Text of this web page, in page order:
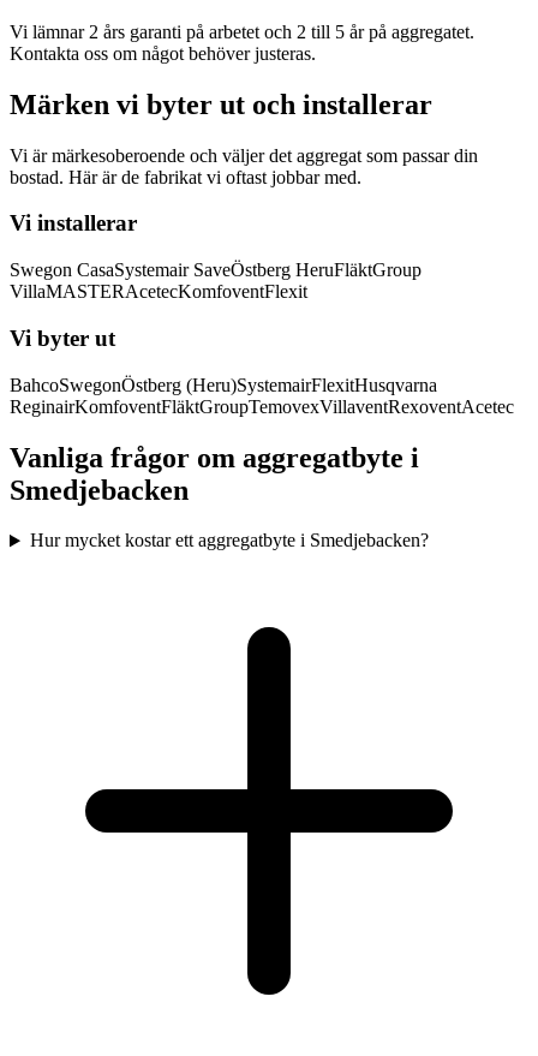
Vi lämnar 2 års garanti på arbetet och 2 till 5 år på aggregatet.
Kontakta oss om något behöver justeras.
Märken vi byter ut och installerar
Vi är märkesoberoende och väljer det aggregat som passar din
bostad. Här är de fabrikat vi oftast jobbar med.
Vi installerar
Swegon CasaSystemair SaveÖstberg HeruFläktGroup
VillaMASTERAcetecKomfoventFlexit
Vi byter ut
BahcoSwegonÖstberg (Heru)SystemairFlexitHusqvarna
ReginairKomfoventFläktGroupTemovexVillaventRexoventAcetec
Vanliga frågor om aggregatbyte i
Smedjebacken
Hur mycket kostar ett aggregatbyte i Smedjebacken?